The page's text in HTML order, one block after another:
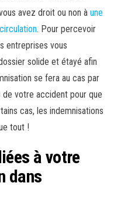
avez droit ou non à une
. Pour percevoir
entreprises vous
solide et étayé afin
se fera au cas par
votre accident pour que
cas, les indemnisations
tout !
à votre
dans